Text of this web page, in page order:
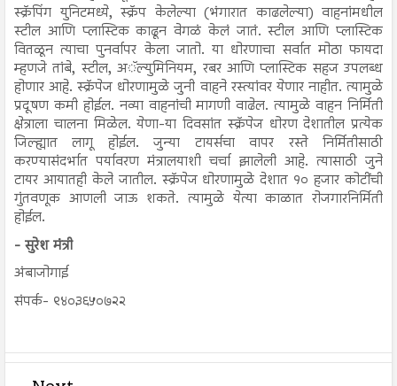
स्क्रॅपिंग युनिटमध्ये, स्क्रॅप केलेल्या (भंगारात काढलेल्या) वाहनांमधील
स्टील आणि प्लास्टिक काढून वेगळं केलं जातं. स्टील आणि प्लास्टिक
वितळून त्याचा पुनर्वापर केला जातो. या धोरणाचा सर्वात मोठा फायदा
म्हणजे तांबे, स्टील, अॅल्युमिनियम, रबर आणि प्लास्टिक सहज उपलब्ध
होणार आहे. स्क्रॅपेज धोरणामुळे जुनी वाहने रस्त्यांवर येणार नाहीत. त्यामुळे
प्रदूषण कमी होईल. नव्या वाहनांची मागणी वाढेल. त्यामुळे वाहन निर्मिती
क्षेत्राला चालना मिळेल. येणा-या दिवसांत स्क्रॅपेज धोरण देशातील प्रत्येक
जिल्ह्यात लागू होईल. जुन्या टायर्सचा वापर रस्ते निर्मितीसाठी
करण्यासंदर्भात पर्यावरण मंत्रालयाशी चर्चा झालेली आहे. त्यासाठी जुने
टायर आयातही केले जातील. स्क्रॅपेज धोरणामुळे देशात १० हजार कोटींची
गुंतवणूक आणली जाऊ शकते. त्यामुळे येत्या काळात रोजगारनिर्मिती
होईल.
- सुरेश मंत्री
अंबाजोगाई
संपर्क- ९४०३६५०७२२